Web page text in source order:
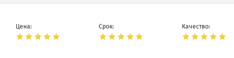
Цена: Срок: Качество: